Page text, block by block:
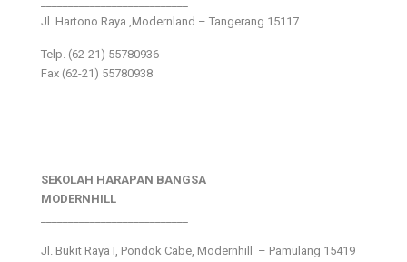
Jl. Hartono Raya ,Modernland – Tangerang 15117
Telp. (62-21) 55780936
Fax (62-21) 55780938
SEKOLAH HARAPAN BANGSA
MODERNHILL
Jl. Bukit Raya I, Pondok Cabe, Modernhill – Pamulang 15419